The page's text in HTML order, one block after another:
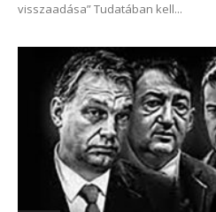
visszaadása” Tudatában kell...